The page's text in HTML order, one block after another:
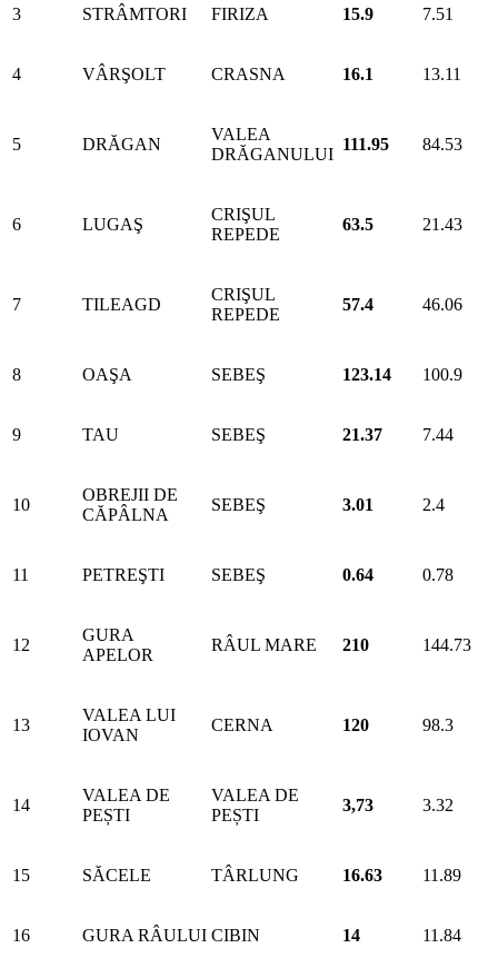
3 STRÂMTORI FIRIZA 15.9 7.51
4 VÂRŞOLT CRASNA 16.1 13.11
5 DRĂGAN
VALEA
DRĂGANULUI
111.95 84.53
6 LUGAŞ
CRIŞUL
REPEDE
63.5 21.43
7 TILEAGD
CRIŞUL
REPEDE
57.4 46.06
8 OAŞA SEBEŞ 123.14 100.9
9 TAU SEBEŞ 21.37 7.44
10
OBREJII DE
CĂPÂLNA
SEBEŞ 3.01 2.4
11 PETREŞTI SEBEŞ 0.64 0.78
12
GURA
APELOR
RÂUL MARE 210 144.73
13
VALEA LUI
IOVAN
CERNA 120 98.3
14
VALEA DE
PEȘTI
VALEA DE
PEȘTI
3,73 3.32
15 SĂCELE TÂRLUNG 16.63 11.89
16 GURA RÂULUI CIBIN 14 11.84